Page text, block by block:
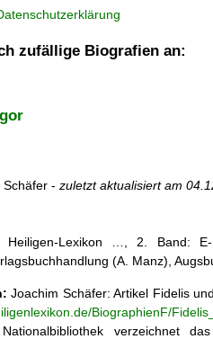
zufällige Biografien an:
- zuletzt aktualisiert am
Heiligen-Lexikon …, 2. Band:
(A. Manz),
Joachim Schäfer: Artikel Fidelis
BiographienF/
verzeichnet